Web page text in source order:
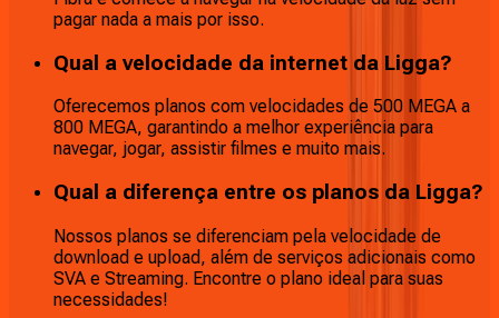
pagar nada a mais por isso.
Qual a velocidade da internet da Ligga?
Oferecemos planos com velocidades de 500 MEGA a
800 MEGA, garantindo a melhor experiência para
navegar, jogar, assistir filmes e muito mais.
Qual a diferença entre os planos da Ligga?
Nossos planos se diferenciam pela velocidade de
download e upload, além de serviços adicionais como
SVA e Streaming. Encontre o plano ideal para suas
necessidades!